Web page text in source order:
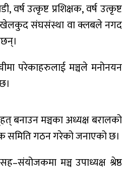
वर्ष उत्कृष्ट प्रशिक्षक, वर्ष उत्कृष्ट
खेलकुद संघसंस्था वा क्लबले नगद
परेकाहरुलाई मञ्चले मनोनयन
बनाउन मञ्चका अध्यक्ष बरालको
गठन गरेको जनाएको छ।
मञ्च उपाध्यक्ष श्रेष्ठ